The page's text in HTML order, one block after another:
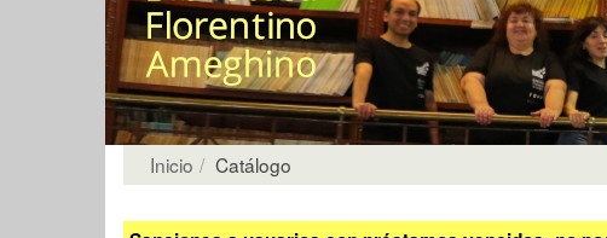
Inicio Catálogo